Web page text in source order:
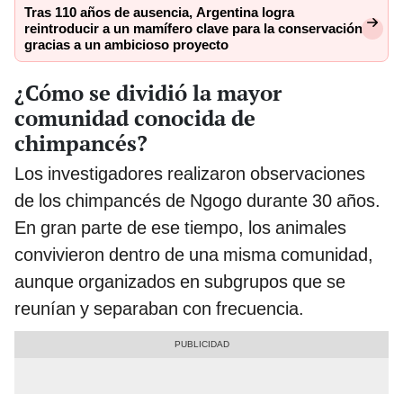
Tras 110 años de ausencia, Argentina logra
reintroducir a un mamífero clave para la conservación
gracias a un ambicioso proyecto
¿Cómo se dividió la mayor
comunidad conocida de
chimpancés?
Los investigadores realizaron observaciones
de los chimpancés de Ngogo durante 30 años.
En gran parte de ese tiempo, los animales
convivieron dentro de una misma comunidad,
aunque organizados en subgrupos que se
reunían y separaban con frecuencia.